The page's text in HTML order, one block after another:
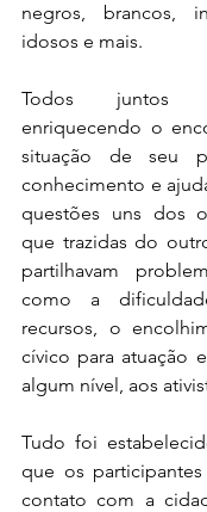
negros, brancos,
idosos e mais.
Todos juntos
enriquecendo o
situação de seu
conhecimento e
questões uns dos
que trazidas do
partilhavam
como a
recursos, o
cívico para atuação
algum nível, aos
Tudo foi
que os participantes
contato com a